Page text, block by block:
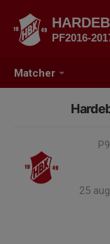
Matcher
PF2016-
25